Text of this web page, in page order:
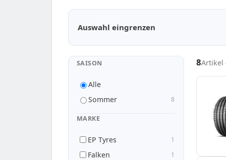
Auswahl eingrenzen
SAISON
Alle
Sommer
8
MARKE
EP Tyres 1
Falken 1
Passende Reifen in 255/30 R22
8Artikel